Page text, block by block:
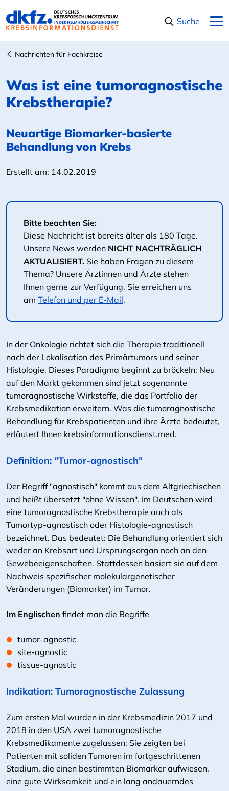
Suche
Nachrichten für Fachkreise
Was ist eine tumoragnostische
Krebstherapie?
Neuartige Biomarker-basierte
Behandlung von Krebs
Erstellt am: 14.02.2019
Bitte beachten Sie:
Diese Nachricht ist bereits älter als 180 Tage.
Unsere News werden NICHT NACHTRÄGLICH
AKTUALISIERT. Sie haben Fragen zu diesem
Thema? Unsere Ärztinnen und Ärzte stehen
Ihnen gerne zur Verfügung. Sie erreichen uns
am Telefon und per E-Mail.
In der Onkologie richtet sich die Therapie traditionell
nach der Lokalisation des Primärtumors und seiner
Histologie. Dieses Paradigma beginnt zu bröckeln: Neu
auf den Markt gekommen sind jetzt sogenannte
tumoragnostische Wirkstoffe, die das Portfolio der
Krebsmedikation erweitern. Was die tumoragnostische
Behandlung für Krebspatienten und ihre Ärzte bedeutet,
erläutert Ihnen krebsinformationsdienst.med.
Definition: "Tumor-agnostisch"
Der Begriff "agnostisch" kommt aus dem Altgriechischen
und heißt übersetzt "ohne Wissen". Im Deutschen wird
eine tumoragnostische Krebstherapie auch als
Tumortyp-agnostisch oder Histologie-agnostisch
bezeichnet. Das bedeutet: Die Behandlung orientiert sich
weder an Krebsart und Ursprungsorgan noch an den
Gewebeeigenschaften. Stattdessen basiert sie auf dem
Nachweis spezifischer molekulargenetischer
Veränderungen (Biomarker) im Tumor.
Im Englischen findet man die Begriffe
tumor-agnostic
site-agnostic
tissue-agnostic
Indikation: Tumoragnostische Zulassung
Zum ersten Mal wurden in der Krebsmedizin 2017 und
2018 in den USA zwei tumoragnostische
Krebsmedikamente zugelassen: Sie zeigten bei
Patienten mit soliden Tumoren im fortgeschrittenen
Stadium, die einen bestimmten Biomarker aufwiesen,
eine gute Wirksamkeit und ein lang andauerndes